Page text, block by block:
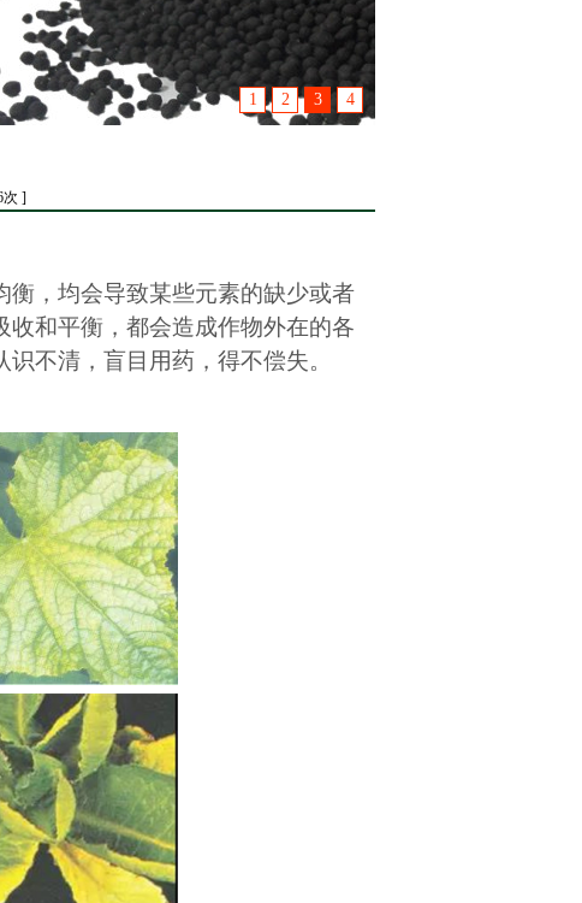
1 2 3 4
次 ]
，均会导致某些元素的缺少或者
和平衡，都会造成作物外在的各
不清，盲目用药，得不偿失。